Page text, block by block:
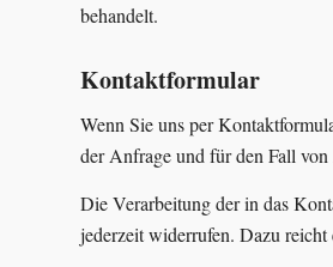
behandelt.
Kontaktformular
Wenn Sie uns per
der Anfrage und für den Fall
Die Verarbeitung der in das
jederzeit widerrufen. Dazu